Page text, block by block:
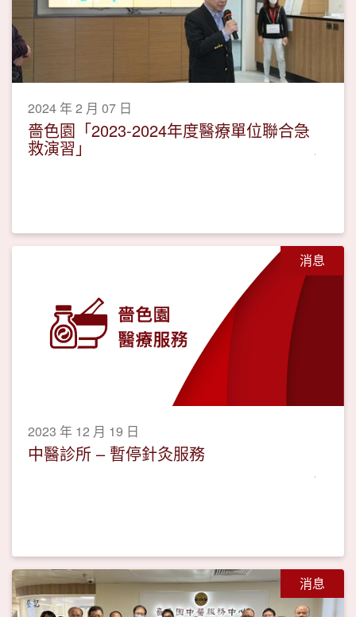
2024 年 2 月 07 日
嗇色園「2023-2024年度醫療單位聯合急
救演習」
消息
2023 年 12 月 19 日
中醫診所 – 暫停針灸服務
消息